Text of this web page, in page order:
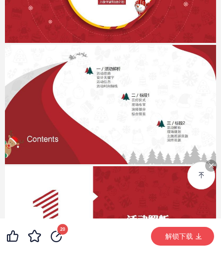
99+
解锁下载 (5125次)
20
解锁下载